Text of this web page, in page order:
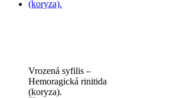
Vrozená syfilis –
Hemoragická rinitida
(koryza).